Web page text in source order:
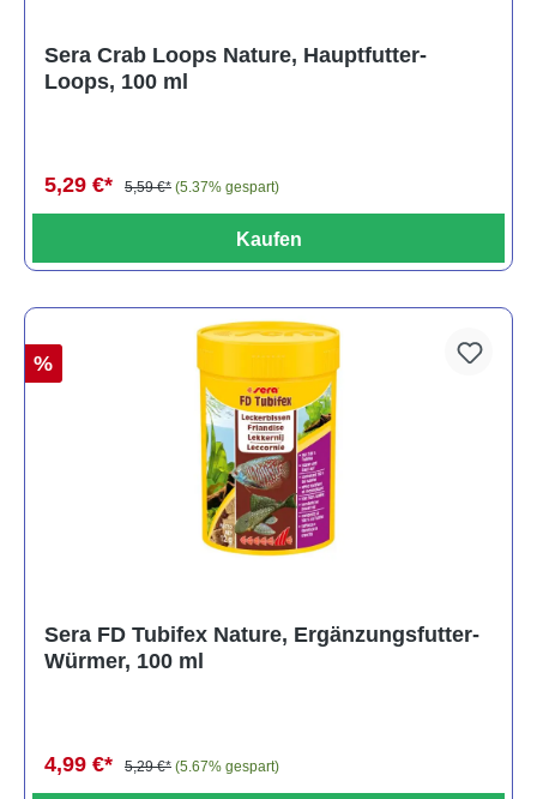
Sera Crab Loops Nature, Hauptfutter-
Loops, 100 ml
5,29 €* 5,59 €* (5.37% gespart)
Kaufen
%
Sera FD Tubifex Nature, Ergänzungsfutter-
Würmer, 100 ml
4,99 €* 5,29 €* (5.67% gespart)